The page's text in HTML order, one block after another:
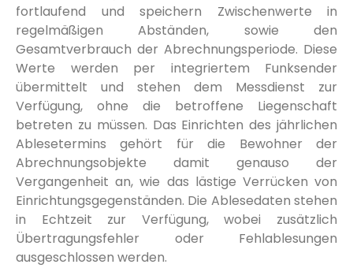
fortlaufend und speichern Zwischenwerte in
regelmäßigen Abständen, sowie den
Gesamtverbrauch der Abrechnungsperiode. Diese
Werte werden per integriertem Funksender
übermittelt und stehen dem Messdienst zur
Verfügung, ohne die betroffene Liegenschaft
betreten zu müssen. Das Einrichten des jährlichen
Ablesetermins gehört für die Bewohner der
Abrechnungsobjekte damit genauso der
Vergangenheit an, wie das lästige Verrücken von
Einrichtungsgegenständen. Die Ablesedaten stehen
in Echtzeit zur Verfügung, wobei zusätzlich
Übertragungsfehler oder Fehlablesungen
ausgeschlossen werden.